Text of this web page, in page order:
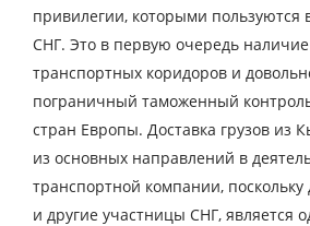
привилегии, которыми пользуются
СНГ. Это в первую очередь
транспортных коридоров и
пограничный таможенный
стран Европы. Доставка грузов из
из основных направлений в
транспортной компании, поскольку
и другие участницы СНГ, является
Дата загрузки
Тип транспорта
Вес груза, ( т )
Объем груза